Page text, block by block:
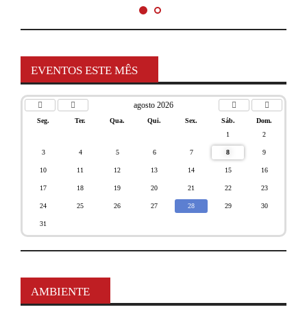
EVENTOS ESTE MÊS
agosto 2026
Seg. Ter. Qua. Qui. Sex. Sáb.
Dom.
1
2
3 4 5 6 7 8 9
10 11 12 13 14 15 16
17 18 19 20 21 22 23
24 25 26 27 28 29 30
31
AMBIENTE